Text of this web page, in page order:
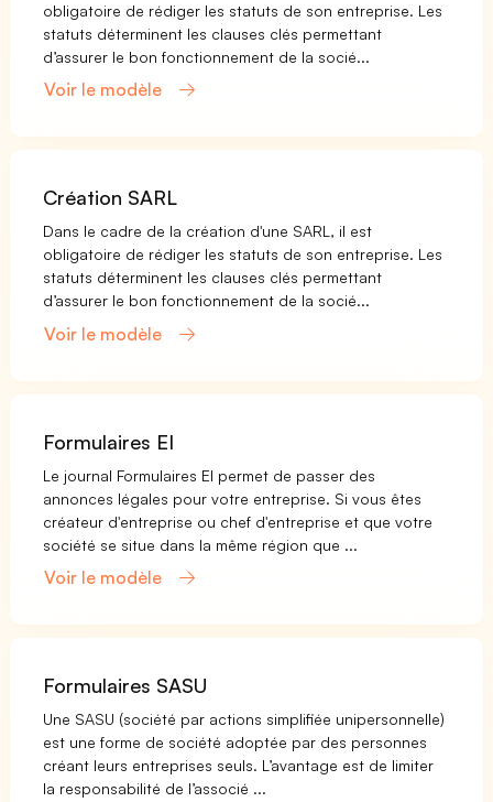
obligatoire de rédiger les statuts de son entreprise. Les
statuts déterminent les clauses clés permettant
d’assurer le bon fonctionnement de la socié...
Voir le modèle
Création SARL
Dans le cadre de la création d'une SARL, il est
obligatoire de rédiger les statuts de son entreprise. Les
statuts déterminent les clauses clés permettant
d’assurer le bon fonctionnement de la socié...
Voir le modèle
Formulaires EI
Le journal Formulaires EI permet de passer des
annonces légales pour votre entreprise. Si vous êtes
créateur d'entreprise ou chef d'entreprise et que votre
société se situe dans la même région que ...
Voir le modèle
Formulaires SASU
Une SASU (société par actions simplifiée unipersonnelle)
est une forme de société adoptée par des personnes
créant leurs entreprises seuls. L’avantage est de limiter
la responsabilité de l’associé ...